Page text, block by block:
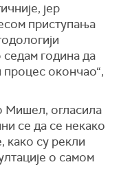
јер
приступања
седам година да
процес окончао“,
Мишел, огласила
се да се некако
како су рекли
о самом